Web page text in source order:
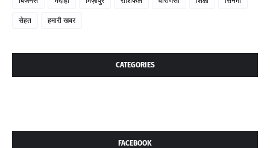
सेहत हमारी खबर
CATEGORIES
FACEBOOK